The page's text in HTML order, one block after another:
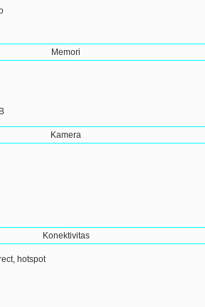
Memori
Kamera
Konektivitas
hotspot